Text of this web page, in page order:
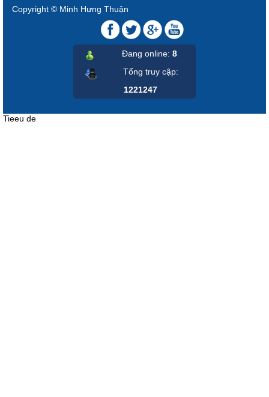
Copyright © Minh Hưng Thuận
Đang online: 8
Tổng truy cập:
1221247
Tieeu de